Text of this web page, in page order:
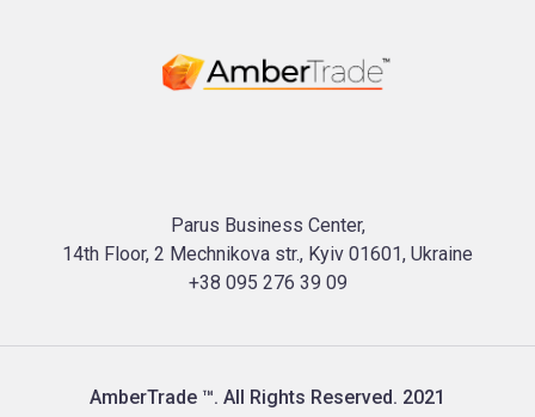
Parus Business Center,
14th Floor, 2 Mechnikova str., Kyiv 01601, Ukraine
+38 095 276 39 09
AmberTrade ™. All Rights Reserved. 2021